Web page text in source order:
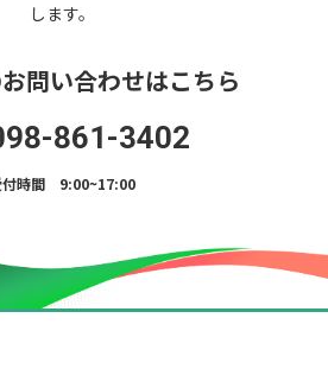
します。
問い合わせはこちら
861-3402
付時間 9:00~17:00